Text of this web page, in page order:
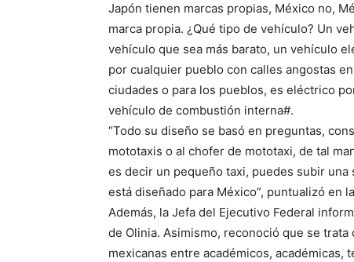
Japón tienen marcas propias, México no,
marca propia. ¿Qué tipo de vehículo? Un
vehículo que sea más barato, un vehículo
por cualquier pueblo con calles angostas
ciudades o para los pueblos, es eléctrico
vehículo de combustión interna#.
“Todo su diseño se basó en preguntas,
mototaxis o al chofer de mototaxi, de tal
es decir un pequeño taxi, puedes subir
está diseñado para México”, puntualizó en
Además, la Jefa del Ejecutivo Federal
de Olinia. Asimismo, reconoció que se
mexicanas entre académicos,